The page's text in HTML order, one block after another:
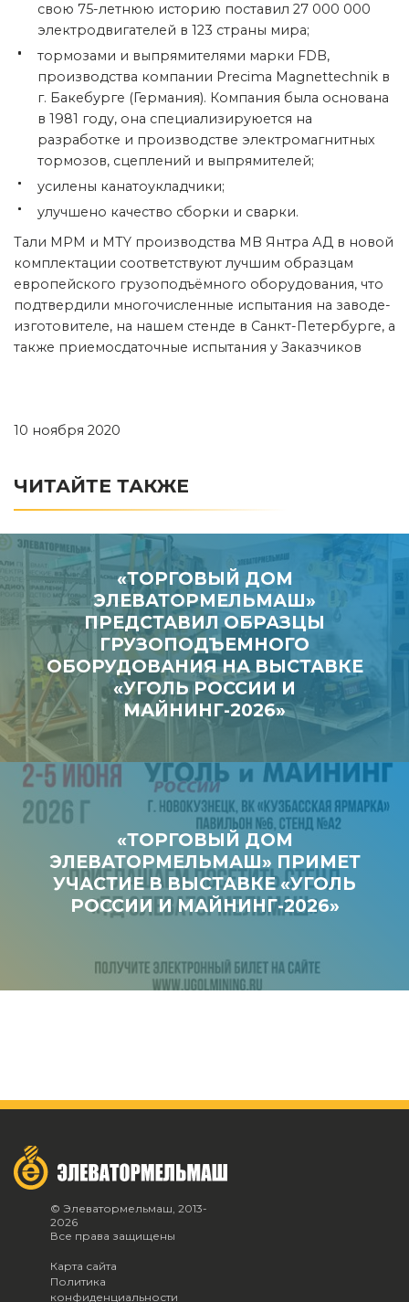
свою 75-летнюю историю поставил 27 000 000
электродвигателей в 123 страны мира;
тормозами и выпрямителями марки FDB,
производства компании Precima Magnettechnik в
г. Бакебурге (Германия). Компания была основана
в 1981 году, она специализируюется на
разработке и производстве электромагнитных
тормозов, сцеплений и выпрямителей;
усилены канатоукладчики;
улучшено качество сборки и сварки.
Тали МРМ и MTY производства МВ Янтра АД в новой
комплектации соответствуют лучшим образцам
европейского грузоподъёмного оборудования, что
подтвердили многочисленные испытания на заводе-
изготовителе, на нашем стенде в Санкт-Петербурге, а
также приемосдаточные испытания у Заказчиков
10 ноября 2020
ЧИТАЙТЕ ТАКЖЕ
«ТОРГОВЫЙ ДОМ
ЭЛЕВАТОРМЕЛЬМАШ»
ПРЕДСТАВИЛ ОБРАЗЦЫ
ГРУЗОПОДЪЕМНОГО
ОБОРУДОВАНИЯ НА ВЫСТАВКЕ
«УГОЛЬ РОССИИ И
МАЙНИНГ-2026»
«ТОРГОВЫЙ ДОМ
ЭЛЕВАТОРМЕЛЬМАШ» ПРИМЕТ
УЧАСТИЕ В ВЫСТАВКЕ «УГОЛЬ
РОССИИ И МАЙНИНГ-2026»
© Элеватормельмаш, 2013-
2026
Все права защищены
Карта сайта
Политика
конфиденциальности